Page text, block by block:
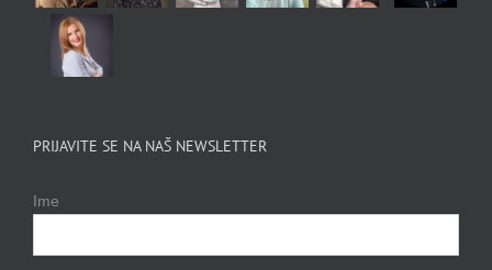
PRIJAVITE SE NA NAŠ NEWSLETTER
Ime